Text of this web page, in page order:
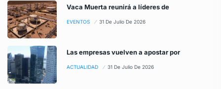
Vaca Muerta reunirá a líderes de
EVENTOS 31 De Julio De 2026
Las empresas vuelven a apostar por
ACTUALIDAD 31 De Julio De 2026